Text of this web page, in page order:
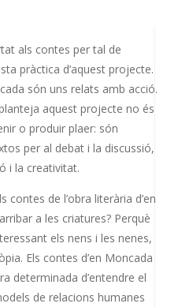
als contes per tal de
pràctica d’aquest projecte.
són uns relats amb acció.
aquest projecte no és
o produir plaer: són
per al debat i la discussió,
i la creativitat.
contes de l’obra literària d’en
a les criatures? Perquè
els nens i les nenes,
Els contes d’en Moncada
determinada d’entendre el
de relacions humanes